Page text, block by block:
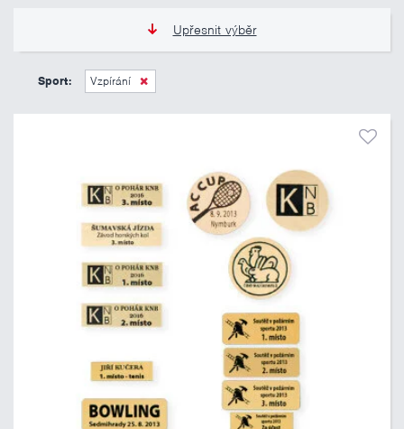
Upřesnit výběr
15 Kč
Sport: Vzpírání